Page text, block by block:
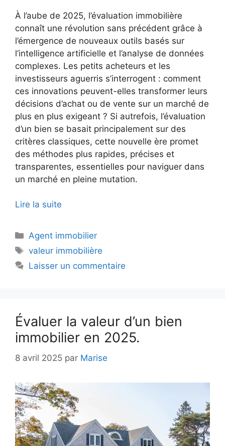
À l’aube de 2025, l’évaluation immobilière
connaît une révolution sans précédent grâce à
l’émergence de nouveaux outils basés sur
l’intelligence artificielle et l’analyse de données
complexes. Les petits acheteurs et les
investisseurs aguerris s’interrogent : comment
ces innovations peuvent-elles transformer leurs
décisions d’achat ou de vente sur un marché de
plus en plus exigeant ? Si autrefois, l’évaluation
d’un bien se basait principalement sur des
critères classiques, cette nouvelle ère promet
des méthodes plus rapides, précises et
transparentes, essentielles pour naviguer dans
un marché en pleine mutation.
Lire la suite
Catégories
Agent immobilier
Étiquettes
valeur immobilière
Laisser un commentaire
Évaluer la valeur d’un bien
immobilier en 2025.
8 avril 2025 par Marise